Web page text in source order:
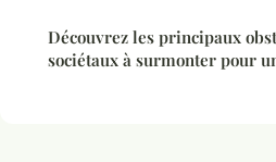
Découvrez les principaux
sociétaux à surmonter pour